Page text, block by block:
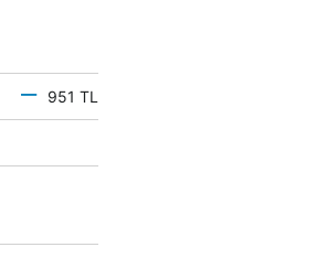
951 TL